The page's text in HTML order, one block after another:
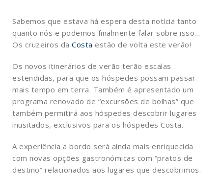
Sabemos que estava há espera desta notícia tanto
quanto nós e podemos finalmente falar sobre isso…
Os cruzeiros da Costa estão de volta este verão!
Os novos itinerários de verão terão escalas
estendidas, para que os hóspedes possam passar
mais tempo em terra. Também é apresentado um
programa renovado de “excursões de bolhas” que
também permitirá aos hóspedes descobrir lugares
inusitados, exclusivos para os hóspedes Costa.
A experiência a bordo será ainda mais enriquecida
com novas opções gastronómicas com “pratos de
destino” relacionados aos lugares que descobrimos.